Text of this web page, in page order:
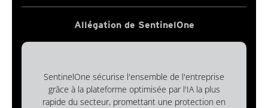
Allégation de SentinelOne
SentinelOne sécurise l'ensemble de l'entreprise
grâce à la plateforme optimisée par l'IA la plus
rapide du secteur, promettant une protection en